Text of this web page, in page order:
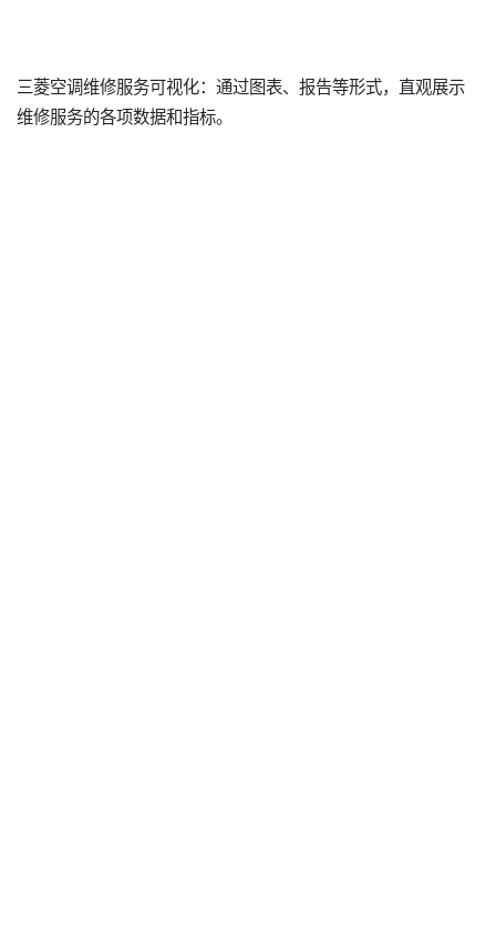
三菱空调维修服务可视化：通过图表、报告等形式，直观展示
维修服务的各项数据和指标。